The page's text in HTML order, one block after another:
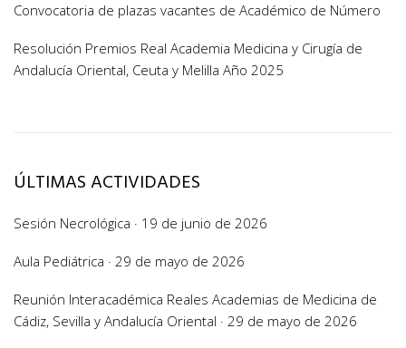
Convocatoria de plazas vacantes de Académico de Número
Resolución Premios Real Academia Medicina y Cirugía de
Andalucía Oriental, Ceuta y Melilla Año 2025
ÚLTIMAS ACTIVIDADES
Sesión Necrológica · 19 de junio de 2026
Aula Pediátrica · 29 de mayo de 2026
Reunión Interacadémica Reales Academias de Medicina de
Cádiz, Sevilla y Andalucía Oriental · 29 de mayo de 2026